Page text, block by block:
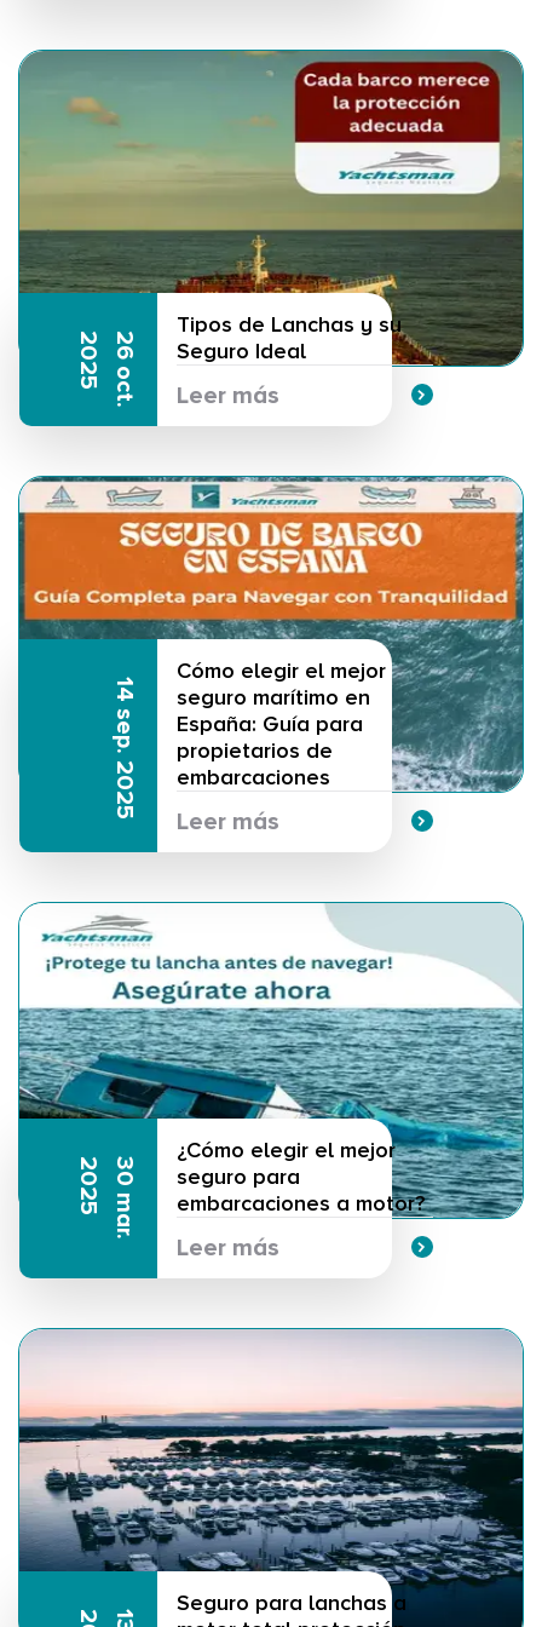
2
6
o
c
t
.
2
0
2
5
Tipos de Lanchas y su
Seguro Ideal
Leer más
14 sep. 2025
Cómo elegir el mejor
seguro marítimo en
España: Guía para
propietarios de
embarcaciones
Leer más
3
0
m
a
r
.
2
0
2
5
¿Cómo elegir el mejor
seguro para
embarcaciones a motor?
Leer más
Seguro para lanchas a